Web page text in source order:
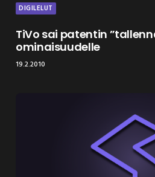
DIGILELUT
TiVo sai patentin
ominaisuudelle
19.2.2010